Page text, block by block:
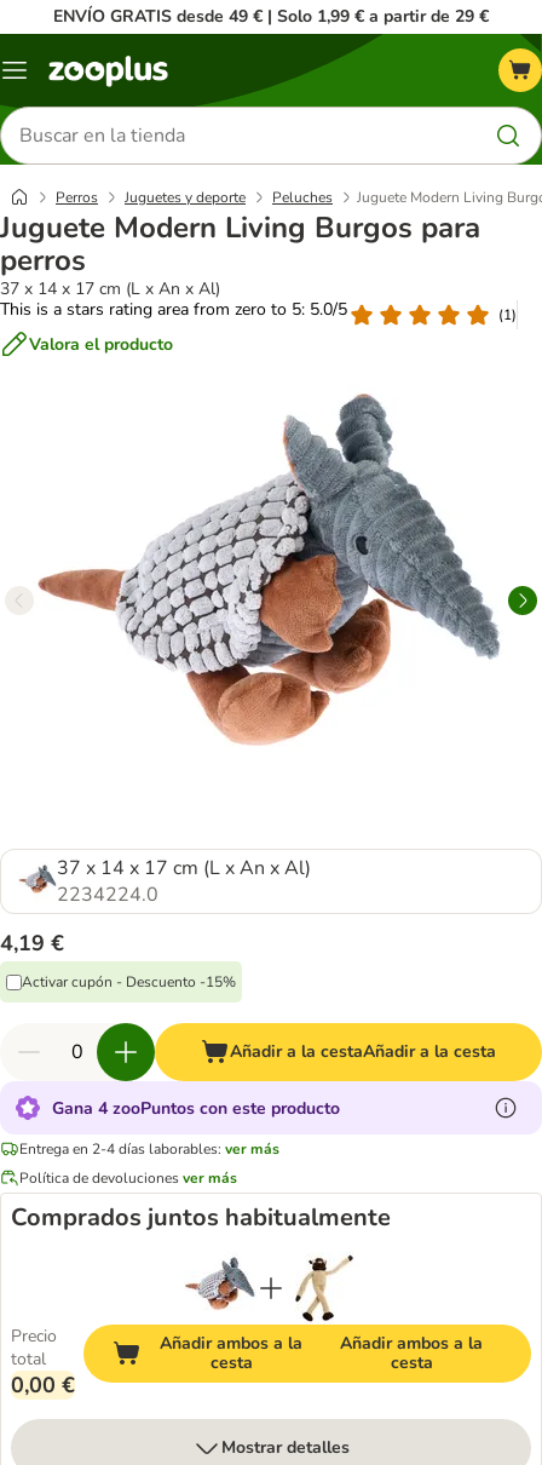
ENVÍO GRATIS desde 49 € | Solo 1,99 € a partir de 29 €
Menú
Buscar
productos
Perros Juguetes y deporte Peluches Juguete Modern Living
Juguete Modern Living Burgos para
perros
37 x 14 x 17 cm (L x An x Al)
This is a stars rating area from zero to 5: 5.0/5
(1)
Valora el producto
37 x 14 x 17 cm (L x An x Al)
2234224.0
4,19 €
Activar cupón - Descuento -15%
Añadir a la cestaAñadir a la cesta
Gana 4 zooPuntos con este producto
Entrega en 2-4 días laborables: ver más
Política de devolucionesver más
Comprados juntos habitualmente
Precio
total
0,00 €
Añadir ambos a la
cesta
Añadir ambos a la
cesta
Mostrar detalles